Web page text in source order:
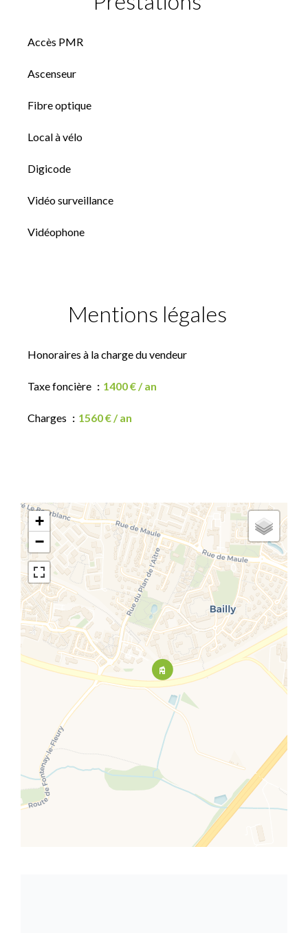
Accès PMR
Ascenseur
Fibre optique
Local à vélo
Digicode
Vidéo surveillance
Vidéophone
Mentions légales
Honoraires à la charge du vendeur
Taxe foncière 1400 € / an
Charges 1560 € / an
+
−